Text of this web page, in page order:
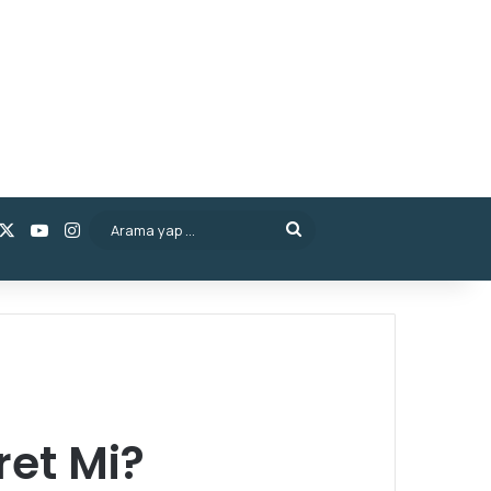
YouTube
Instagram
Arama
...
Mi?